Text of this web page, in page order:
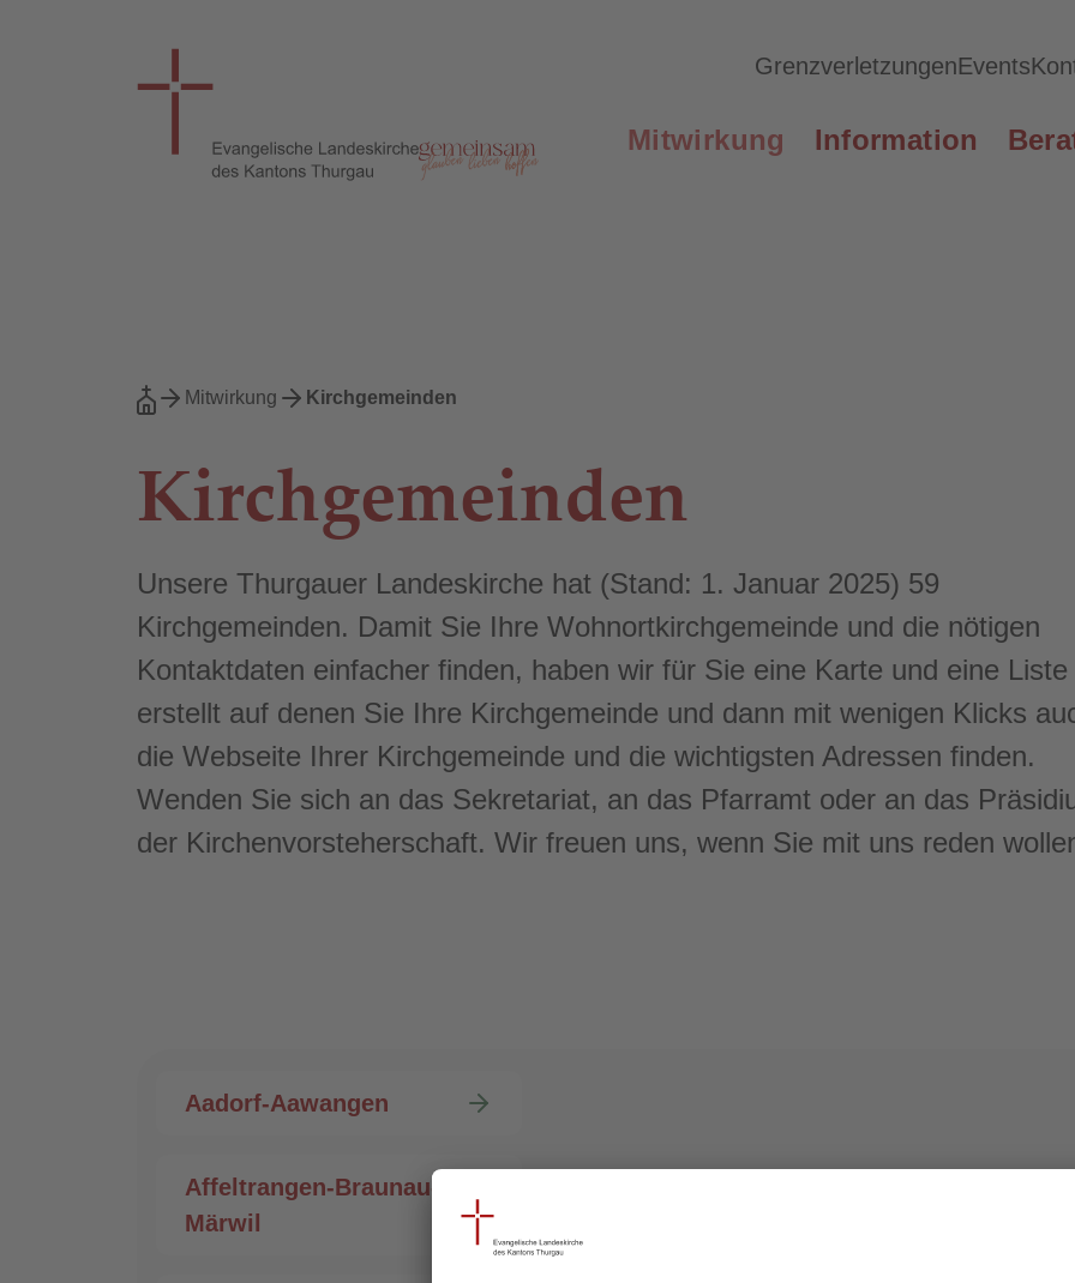
GrenzverletzungenEvents
Mitwirkung Information
Mitwirkung Kirchgemeinden
Kirchgemeinden
Unsere Thurgauer Landeskirche hat (Stand: 1. Januar 2025) 59
Kirchgemeinden. Damit Sie Ihre Wohnortkirchgemeinde und die nötigen
Kontaktdaten einfacher finden, haben wir für Sie eine Karte und eine Liste
erstellt auf denen Sie Ihre Kirchgemeinde und dann mit wenigen Klicks
die Webseite Ihrer Kirchgemeinde und die wichtigsten Adressen finden.
Wenden Sie sich an das Sekretariat, an das Pfarramt oder an das
der Kirchenvorsteherschaft. Wir freuen uns, wenn Sie mit uns reden
Aadorf-Aawangen
Affeltrangen-Braunau-
Märwil